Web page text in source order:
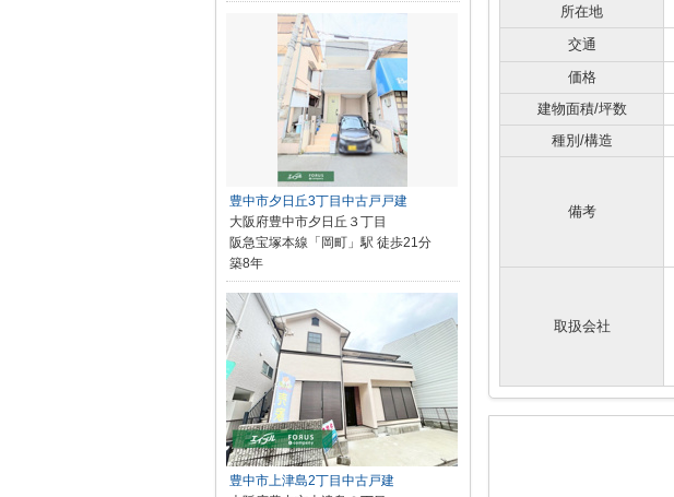
所在地
交通
価格
建物面積/坪数
種別/構造
備考
取扱会社
豊中市夕日丘3丁目中古戸戸建
大阪府豊中市夕日丘３丁目
阪急宝塚本線「岡町」駅 徒歩21分
築8年
豊中市上津島2丁目中古戸建